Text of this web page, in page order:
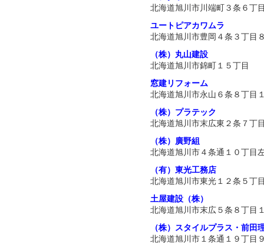
北海道旭川市川端町３条６丁
ユートピアカワムラ
北海道旭川市豊岡４条３丁目
（株）丸山建設
北海道旭川市錦町１５丁目
窓建リフォーム
北海道旭川市永山６条８丁目
（株）プラテック
北海道旭川市末広東２条７丁
（株）廣野組
北海道旭川市４条通１０丁目
（有）東光工務店
北海道旭川市東光１２条５丁
土屋建設（株）
北海道旭川市末広５条８丁目
（株）スタイルプラス・前田
北海道旭川市１条通１９丁目